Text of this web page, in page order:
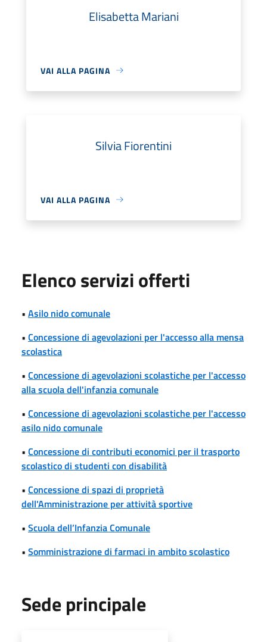
Elisabetta Mariani
VAI ALLA PAGINA
Silvia Fiorentini
VAI ALLA PAGINA
Elenco servizi offerti
• Asilo nido comunale
• Concessione di agevolazioni per l'accesso alla mensa
scolastica
• Concessione di agevolazioni scolastiche per l'accesso
alla scuola dell'infanzia comunale
• Concessione di agevolazioni scolastiche per l'accesso
asilo nido comunale
• Concessione di contributi economici per il trasporto
scolastico di studenti con disabilità
• Concessione di spazi di proprietà
dell'Amministrazione per attività sportive
• Scuola dell’Infanzia Comunale
• Somministrazione di farmaci in ambito scolastico
Sede principale